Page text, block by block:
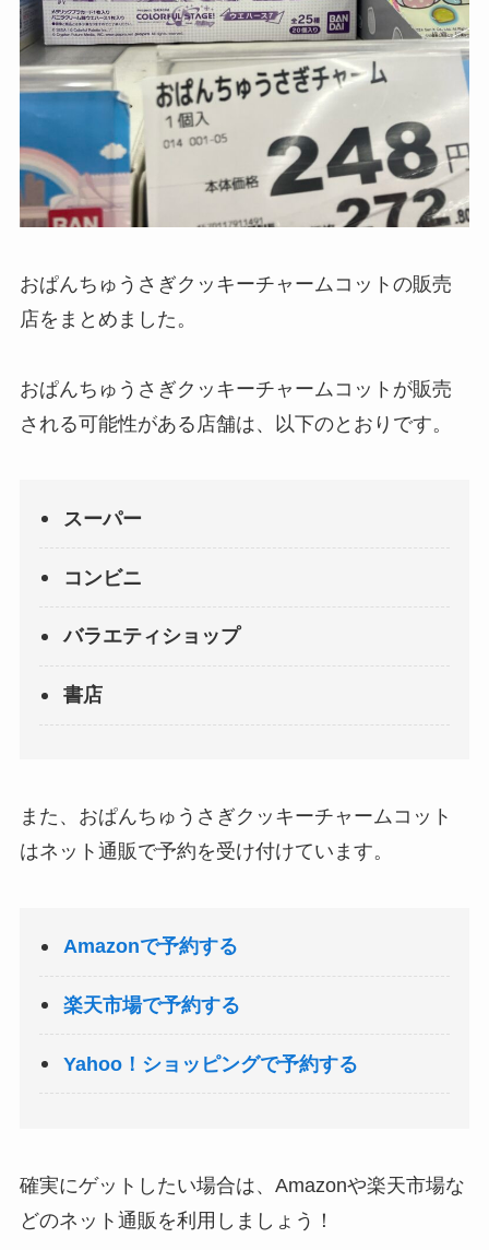
おぱんちゅうさぎクッキーチャームコットの販売
店をまとめました。
おぱんちゅうさぎクッキーチャームコットが販売
される可能性がある店舗は、以下のとおりです。
スーパー
コンビニ
バラエティショップ
書店
また、おぱんちゅうさぎクッキーチャームコット
はネット通販で予約を受け付けています。
Amazonで予約する
楽天市場で予約する
Yahoo！ショッピングで予約する
確実にゲットしたい場合は、Amazonや楽天市場な
どのネット通販を利用しましょう！